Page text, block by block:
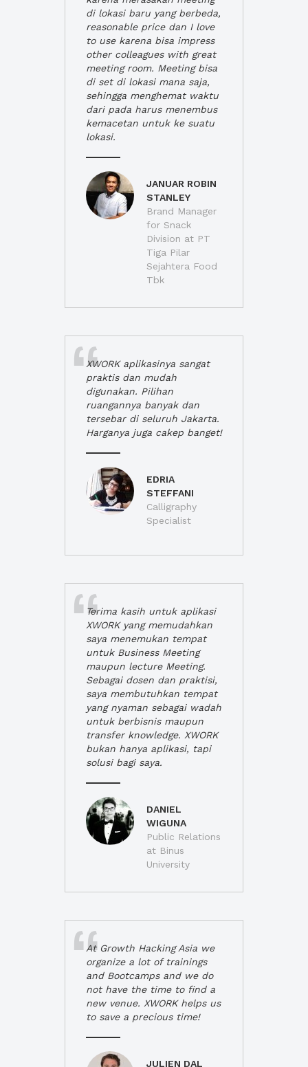
di lokasi baru yang berbeda,
reasonable price dan I love
to use karena bisa impress
other colleagues with great
meeting room. Meeting bisa
di set di lokasi mana saja,
sehingga menghemat waktu
dari pada harus menembus
kemacetan untuk ke suatu
lokasi.
JANUAR ROBIN
STANLEY
Brand Manager
for Snack
Division at PT
Tiga Pilar
Sejahtera Food
Tbk
XWORK aplikasinya sangat
praktis dan mudah
digunakan. Pilihan
ruangannya banyak dan
tersebar di seluruh Jakarta.
Harganya juga cakep banget!
EDRIA
STEFFANI
Calligraphy
Specialist
Terima kasih untuk aplikasi
XWORK yang memudahkan
saya menemukan tempat
untuk Business Meeting
maupun lecture Meeting.
Sebagai dosen dan praktisi,
saya membutuhkan tempat
yang nyaman sebagai wadah
untuk berbisnis maupun
transfer knowledge. XWORK
bukan hanya aplikasi, tapi
solusi bagi saya.
DANIEL
WIGUNA
Public Relations
at Binus
University
At Growth Hacking Asia we
organize a lot of trainings
and Bootcamps and we do
not have the time to find a
new venue. XWORK helps us
to save a precious time!
JULIEN DAL